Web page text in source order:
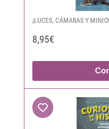
¡LUCES, CÁMARAS Y
8,95€